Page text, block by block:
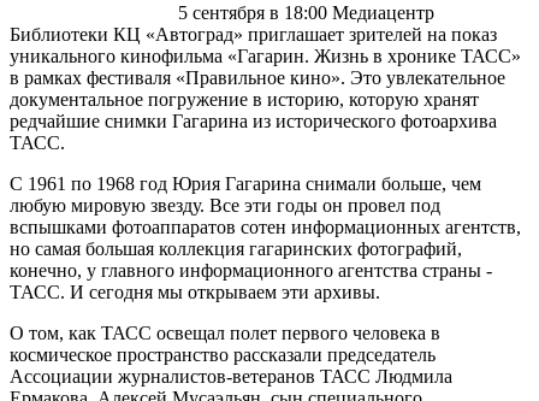
5 сентября в 18:00 Медиацентр
Библиотеки КЦ «Автоград» приглашает зрителей на показ
уникального кинофильма «Гагарин. Жизнь в хронике ТАСС»
в рамках фестиваля «Правильное кино». Это увлекательное
документальное погружение в историю, которую хранят
редчайшие снимки Гагарина из исторического фотоархива
ТАСС.
С 1961 по 1968 год Юрия Гагарина снимали больше, чем
любую мировую звезду. Все эти годы он провел под
вспышками фотоаппаратов сотен информационных агентств,
но самая большая коллекция гагаринских фотографий,
конечно, у главного информационного агентства страны -
ТАСС. И сегодня мы открываем эти архивы.
О том, как ТАСС освещал полет первого человека в
космическое пространство рассказали председатель
Ассоциации журналистов-ветеранов ТАСС Людмила